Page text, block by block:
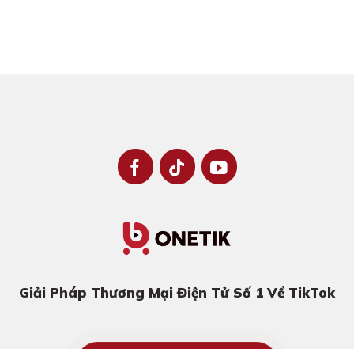
Giải Pháp Thương Mại Điện Tử Số 1 Về TikTok